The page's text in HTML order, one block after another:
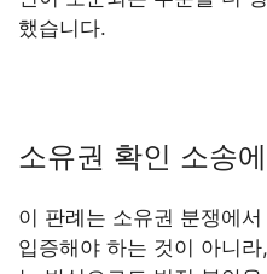
했습니다.
소유권 확인 소송
이 판례는 소유권 분쟁에
입증해야 하는 것이 아니